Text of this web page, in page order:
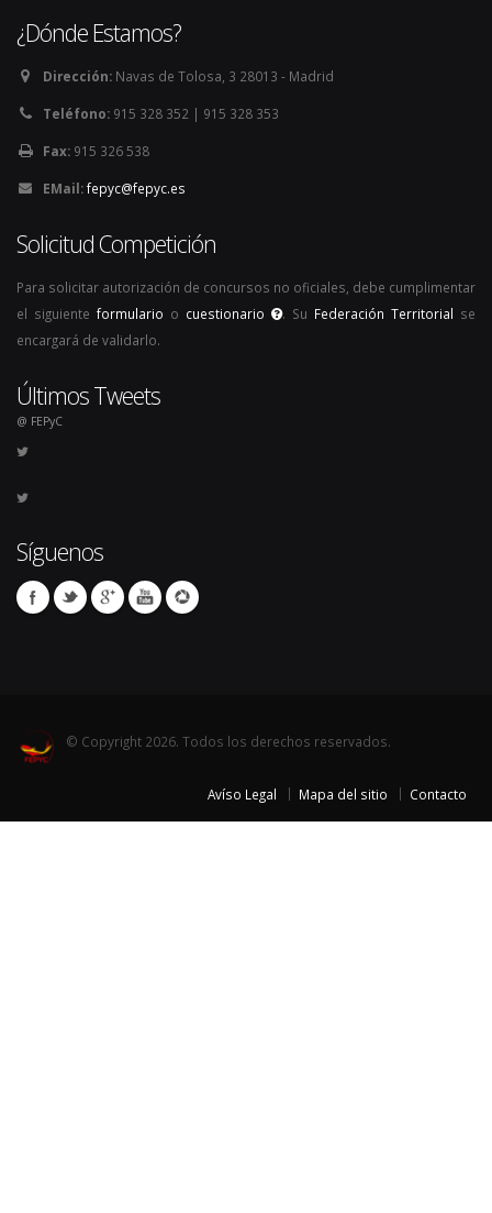
¿Dónde Estamos?
Dirección: Navas de Tolosa, 3 28013 - Madrid
Teléfono: 915 328 352 | 915 328 353
Fax: 915 326 538
EMail:fepyc@fepyc.es
Solicitud Competición
Para solicitar autorización de concursos no oficiales, debe cumplimentar
el siguiente formulario o cuestionario . Su Federación Territorial se
encargará de validarlo.
Últimos Tweets
@ FEPyC
Síguenos
© Copyright 2026. Todos los derechos reservados.
Avíso Legal Mapa del sitio Contacto